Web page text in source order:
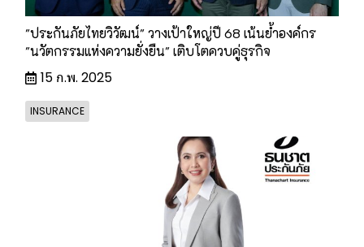
"ประกันภัยไทยวิวัฒน์" วางเป้าใหญ่ปี 68 เน้นย้ำองค์กร
"นวัตกรรมแห่งความยั่งยืน" เติบโตควบคู่ธุรกิจ
15 ก.พ. 2025
INSURANCE